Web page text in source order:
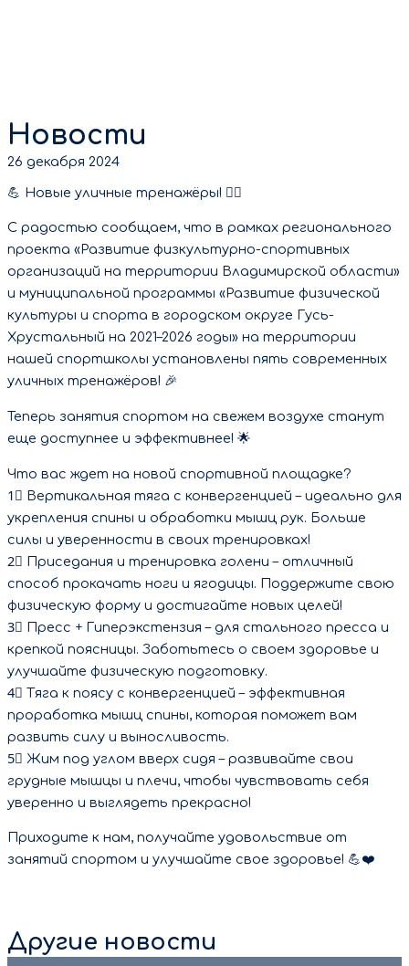
Новости
26 декабря 2024
💪 Новые уличные тренажёры! 🏋‍♀
С радостью сообщаем, что в рамках регионального
проекта «Развитие физкультурно-спортивных
организаций на территории Владимирской области»
и муниципальной программы «Развитие физической
культуры и спорта в городском округе Гусь-
Хрустальный на 2021–2026 годы» на территории
нашей спортшколы установлены пять современных
уличных тренажёров! 🎉
Теперь занятия спортом на свежем воздухе станут
еще доступнее и эффективнее! 🌟
Что вас ждет на новой спортивной площадке?
1⃣ Вертикальная тяга с конвергенцией – идеально для
укрепления спины и обработки мышц рук. Больше
силы и уверенности в своих тренировках!
2⃣ Приседания и тренировка голени – отличный
способ прокачать ноги и ягодицы. Поддержите свою
физическую форму и достигайте новых целей!
3⃣ Пресс + Гиперэкстензия – для стального пресса и
крепкой поясницы. Заботьтесь о своем здоровье и
улучшайте физическую подготовку.
4⃣ Тяга к поясу с конвергенцией – эффективная
проработка мышц спины, которая поможет вам
развить силу и выносливость.
5⃣ Жим под углом вверх сидя – развивайте свои
грудные мышцы и плечи, чтобы чувствовать себя
уверенно и выглядеть прекрасно!
Приходите к нам, получайте удовольствие от
занятий спортом и улучшайте свое здоровье! 💪❤️
Другие новости